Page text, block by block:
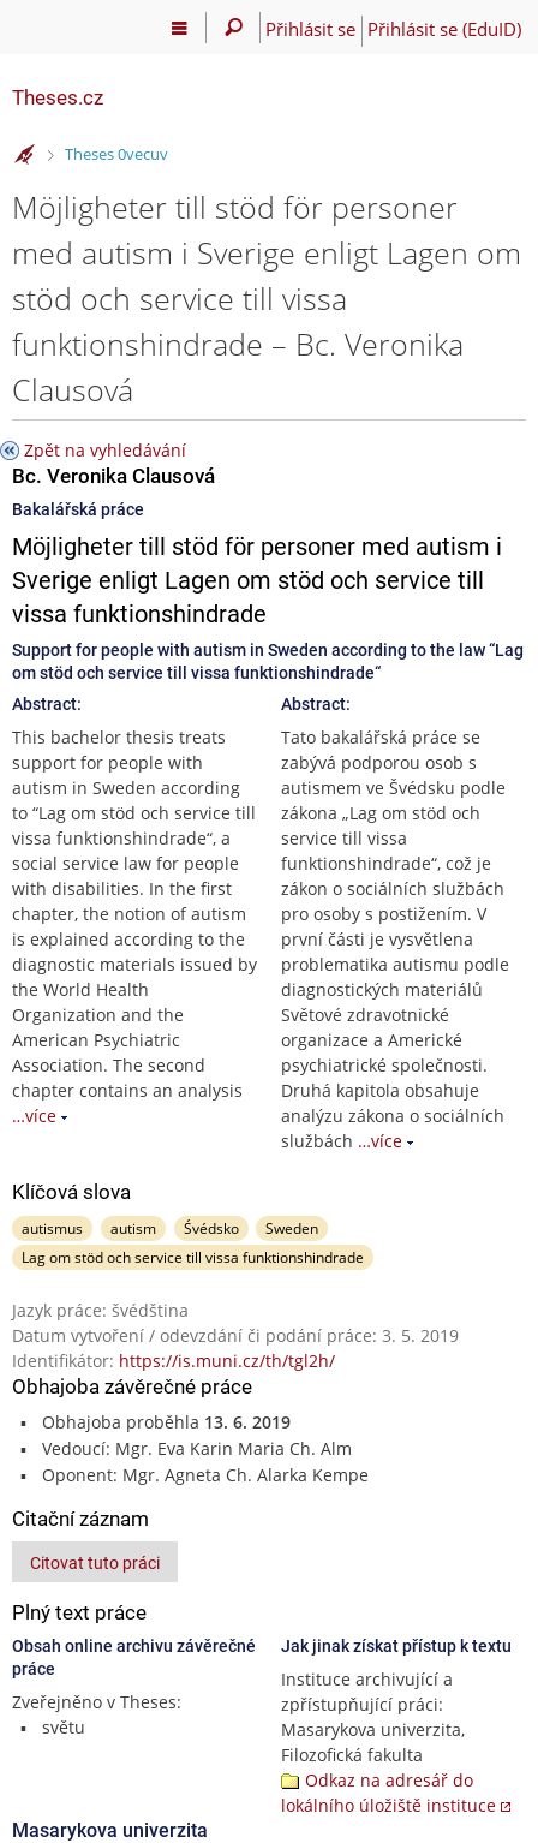
Přihlásit se Přihlásit se (EduID)
Theses.cz
>
Theses 0vecuv
Möjligheter till stöd för personer
med autism i Sverige enligt Lagen om
stöd och service till vissa
funktionshindrade – Bc. Veronika
Clausová
Zpět na vyhledávání
Bc. Veronika Clausová
Bakalářská práce
Möjligheter till stöd för personer med autism i
Sverige enligt Lagen om stöd och service till
vissa funktionshindrade
Support for people with autism in Sweden according to the law “Lag
om stöd och service till vissa funktionshindrade“
Abstract:
This bachelor thesis treats
support for people with
autism in Sweden according
to “Lag om stöd och service till
vissa funktionshindrade“, a
social service law for people
with disabilities. In the first
chapter, the notion of autism
is explained according to the
diagnostic materials issued by
the World Health
Organization and the
American Psychiatric
Association. The second
chapter contains an analysis
…více
Abstract:
Tato bakalářská práce se
zabývá podporou osob s
autismem ve Švédsku podle
zákona „Lag om stöd och
service till vissa
funktionshindrade“, což je
zákon o sociálních službách
pro osoby s postižením. V
první části je vysvětlena
problematika autismu podle
diagnostických materiálů
Světové zdravotnické
organizace a Americké
psychiatrické společnosti.
Druhá kapitola obsahuje
analýzu zákona o sociálních
službách …více
Klíčová slova
autismus autism Śvédsko
Sweden
Lag om stöd och service till vissa funktionshindrade
Jazyk práce: švédština
Datum vytvoření / odevzdání či podání práce: 3. 5. 2019
Identifikátor: https://is.muni.cz/th/tgl2h/
Obhajoba závěrečné práce
Obhajoba proběhla 13. 6. 2019
Vedoucí: Mgr. Eva Karin Maria Ch. Alm
Oponent: Mgr. Agneta Ch. Alarka Kempe
Citační záznam
Citovat tuto práci
Plný text práce
Obsah online archivu závěrečné
práce
Zveřejněno v Theses:
světu
Jak jinak získat přístup k textu
Instituce archivující a
zpřístupňující práci:
Masarykova univerzita,
Filozofická fakulta
Odkaz na adresář do
lokálního úložiště instituce
Masarykova univerzita